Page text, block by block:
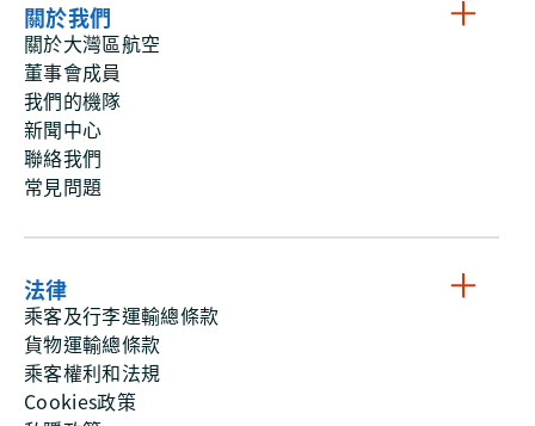
關於我們
關於大灣區航空
董事會成員
我們的機隊
新聞中心
聯絡我們
常見問題
法律
乘客及行李運輸總條款
貨物運輸總條款
乘客權利和法規
Cookies政策